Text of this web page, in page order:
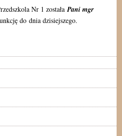
Nr 1 została Pani mgr
do dnia dzisiejszego.